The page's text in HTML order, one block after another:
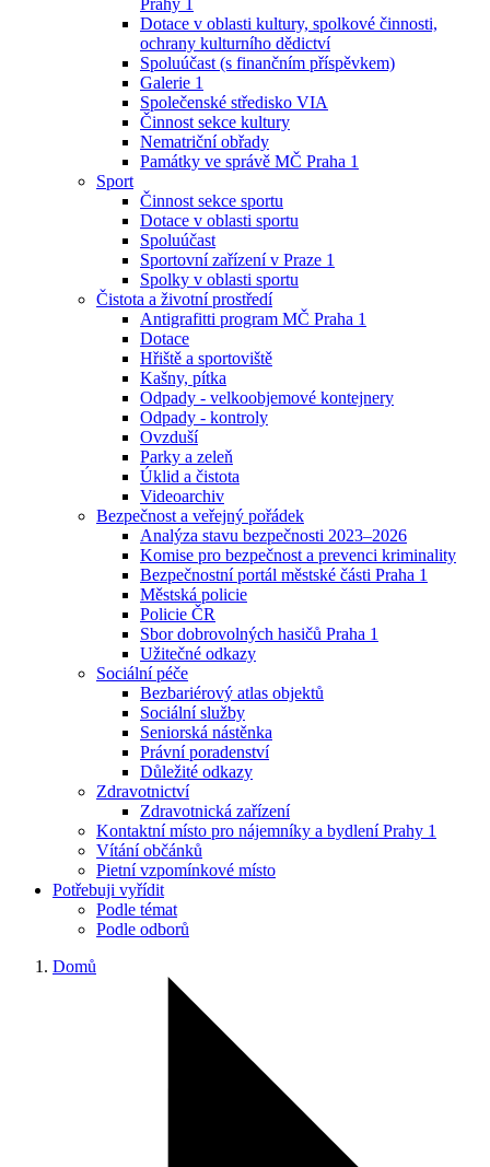
Dotace v oblasti kultury, spolkové činnosti,
ochrany kulturního dědictví
Spoluúčast (s finančním příspěvkem)
Galerie 1
Společenské středisko VIA
Činnost sekce kultury
Nematriční obřady
Památky ve správě MČ Praha 1
Sport
Činnost sekce sportu
Dotace v oblasti sportu
Spoluúčast
Sportovní zařízení v Praze 1
Spolky v oblasti sportu
Čistota a životní prostředí
Antigrafitti program MČ Praha 1
Dotace
Hřiště a sportoviště
Kašny, pítka
Odpady - velkoobjemové kontejnery
Odpady - kontroly
Ovzduší
Parky a zeleň
Úklid a čistota
Videoarchiv
Bezpečnost a veřejný pořádek
Analýza stavu bezpečnosti 2023–2026
Komise pro bezpečnost a prevenci kriminality
Bezpečnostní portál městské části Praha 1
Městská policie
Policie ČR
Sbor dobrovolných hasičů Praha 1
Užitečné odkazy
Sociální péče
Bezbariérový atlas objektů
Sociální služby
Seniorská nástěnka
Právní poradenství
Důležité odkazy
Zdravotnictví
Zdravotnická zařízení
Kontaktní místo pro nájemníky a bydlení Prahy 1
Vítání občánků
Pietní vzpomínkové místo
Potřebuji vyřídit
Podle témat
Podle odborů
Domů